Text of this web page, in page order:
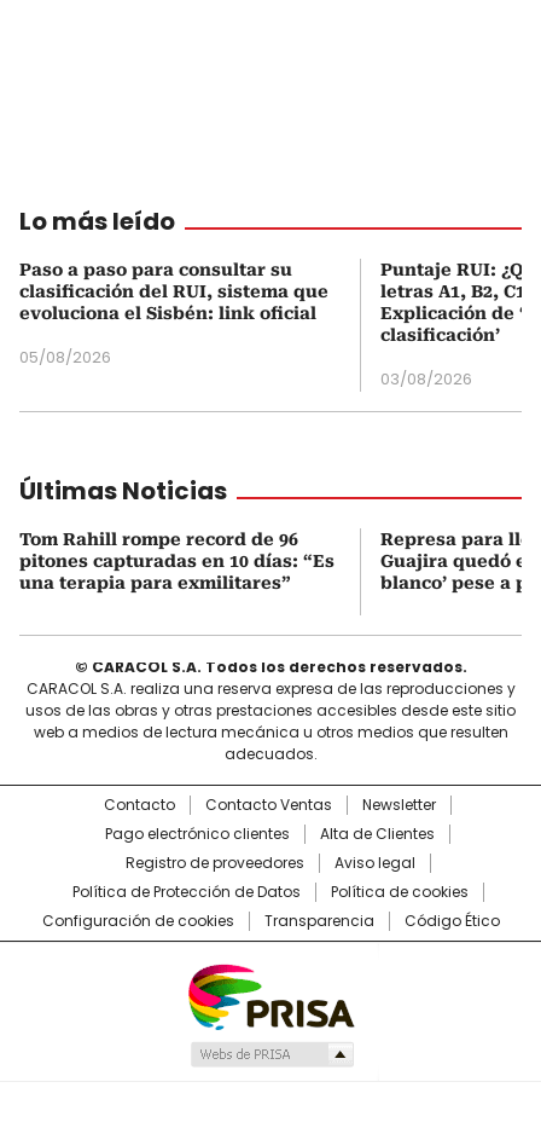
Lo más leído
Paso a paso para consultar su
clasificación del RUI, sistema que
evoluciona el Sisbén: link oficial
05/08/2026
Puntaje RUI:
letras A1, B2, C1
Explicación de
clasificación’
03/08/2026
Últimas Noticias
Tom Rahill rompe record de 96
pitones capturadas en 10 días: “Es
una terapia para exmilitares”
Represa para
Guajira quedó en
blanco’ pese a
© CARACOL S.A. Todos los derechos reservados.
CARACOL S.A. realiza una reserva expresa de las reproducciones y
usos de las obras y otras prestaciones accesibles desde este sitio
web a medios de lectura mecánica u otros medios que resulten
adecuados.
Contacto Contacto Ventas
Newsletter
Pago electrónico clientes
Alta de Clientes
Registro de proveedores
Aviso legal
Política de Protección de Datos
Política de cookies
Configuración de cookies
Transparencia Código Ético